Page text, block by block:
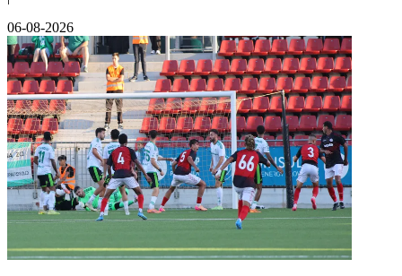
06-08-2026